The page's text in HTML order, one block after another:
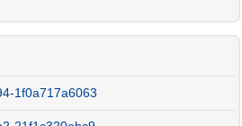
1f0a717a6063